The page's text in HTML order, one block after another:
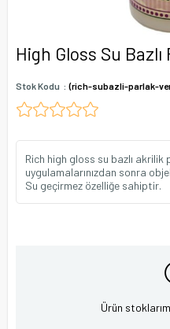
High Gloss Su
Stok Kodu (rich-subazli-parlak-
Rich high gloss su bazlı
uygulamalarınızdan sonra
Su geçirmez özelliğe sahiptir.
Ürün